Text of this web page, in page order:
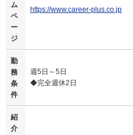
ム
ペ
ー
ジ
https://www.career-plus.co.jp
勤
務
条
件
週5日～5日
◆完全週休2日
紹
介